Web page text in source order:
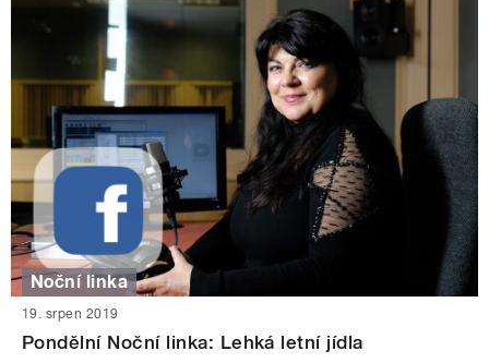
Noční linka
19. srpen 2019
Pondělní Noční linka: Lehká letní jídla